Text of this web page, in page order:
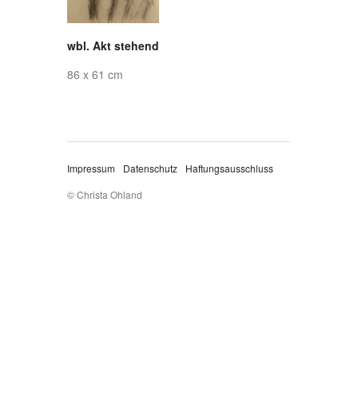
wbl. Akt stehend
86 x 61 cm
Impressum Datenschutz
Haftungsausschluss
© Christa Ohland